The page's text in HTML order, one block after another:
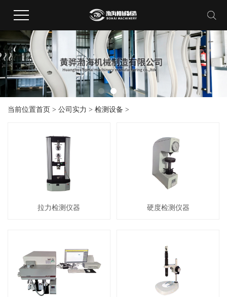
当前位置首页 > 公司实力 > 检测设备 >
拉力检测仪器 硬度检测仪器